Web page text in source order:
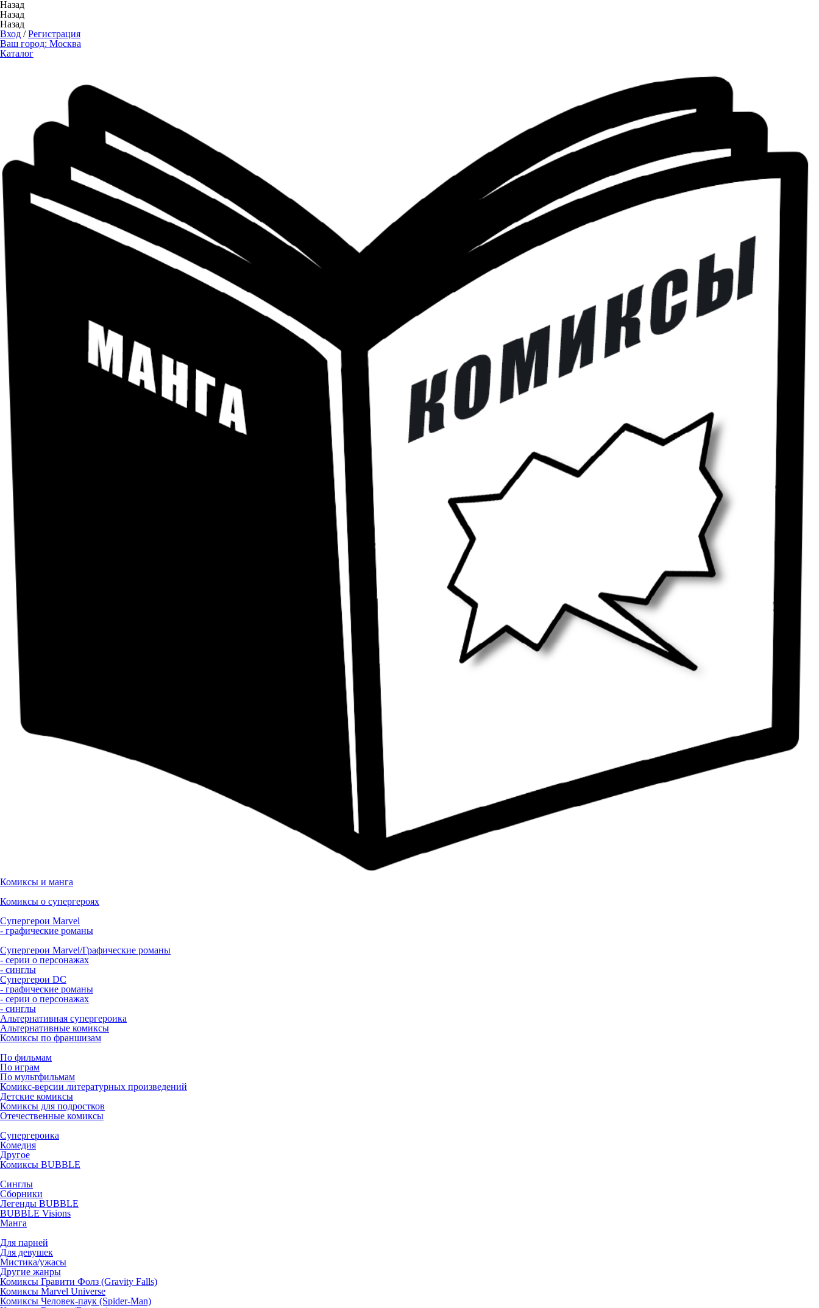
Назад
Назад
Назад
Вход /Регистрация
Ваш город: Москва
Каталог
Комиксы и манга
Комиксы о супергероях
Супергерои Marvel
- графические романы
Супергерои Marvel/Графические романы
- серии о персонажах
- синглы
Супергерои DC
- графические романы
- серии о персонажах
- синглы
Альтернативная супергероика
Альтернативные комиксы
Комиксы по франшизам
По фильмам
По играм
По мультфильмам
Комикс-версии литературных произведений
Детские комиксы
Комиксы для подростков
Отечественные комиксы
Супергероика
Комедия
Другое
Комиксы BUBBLE
Синглы
Сборники
Легенды BUBBLE
BUBBLE Visions
Манга
Для парней
Для девушек
Мистика/ужасы
Другие жанры
Комиксы Гравити Фолз (Gravity Falls)
Комиксы Marvel Universe
Комиксы Человек-паук (Spider-Man)